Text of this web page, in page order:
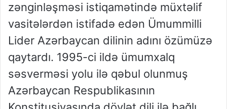
zənginləşməsi istiqamətində müxtəlif
vasitələrdən istifadə edən Ümummilli
Lider Azərbaycan dilinin adını özümüzə
qaytardı. 1995-ci ildə ümumxalq
səsverməsi yolu ilə qəbul olunmuş
Azərbaycan Respublikasının